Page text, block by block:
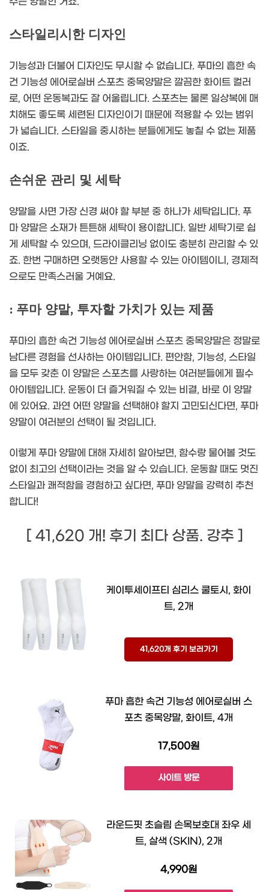
스타일리시한 디자인
기능성과 더불어 디자인도 무시할 수 없습니다. 푸마의 흡한 속
건 기능성 에어로실버 스포츠 중목양말은 깔끔한 화이트 컬러
로, 어떤 운동복과도 잘 어울립니다. 스포츠는 물론 일상복에 매
치해도 좋도록 세련된 디자인이기 때문에 적용할 수 있는 범위
가 넓습니다. 스타일을 중시하는 분들에게도 놓칠 수 없는 제품
이죠.
손쉬운 관리 및 세탁
양말을 사면 가장 신경 써야 할 부분 중 하나가 세탁입니다. 푸
마 양말은 소재가 튼튼해 세탁이 용이합니다. 일반 세탁기로 쉽
게 세탁할 수 있으며, 드라이클리닝 없이도 충분히 관리할 수 있
죠. 한번 구매하면 오랫동안 사용할 수 있는 아이템이니, 경제적
으로도 만족스러울 거예요.
: 푸마 양말, 투자할 가치가 있는 제품
푸마의 흡한 속건 기능성 에어로실버 스포츠 중목양말은 정말로
남다른 경험을 선사하는 아이템입니다. 편안함, 기능성, 스타일
을 모두 갖춘 이 양말은 스포츠를 사랑하는 여러분들에게 필수
아이템입니다. 운동이 더 즐거워질 수 있는 비결, 바로 이 양말
에 있어요. 과연 어떤 양말을 선택해야 할지 고민되신다면, 푸마
양말이 여러분의 선택이 될 것입니다.
이렇게 푸마 양말에 대해 자세히 알아보면, 함수랑 물어볼 것도
없이 최고의 선택이라는 것을 알 수 있습니다. 운동할 때도 멋진
스타일과 쾌적함을 경험하고 싶다면, 푸마 양말을 강력히 추천
합니다!
[ 41,620 개! 후기 최다 상품. 강추 ]
케이투세이프티 심리스 쿨토시, 화이
트, 2개
41,620개 후기 보러가기
푸마 흡한 속건 기능성 에어로실버 스
포츠 중목양말, 화이트, 4개
17,500원
사이트 방문
라운드핏 초슬림 손목보호대 좌우 세
트, 살색 (SKIN), 2개
4,990원